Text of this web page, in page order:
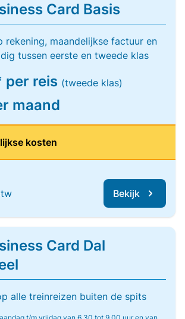
Card Basis
rekening, maandelijkse factuur en
tussen eerste en tweede klas
per reis (tweede klas)
maand
kosten
Bekijk
Card Dal
alle treinreizen buiten de spits